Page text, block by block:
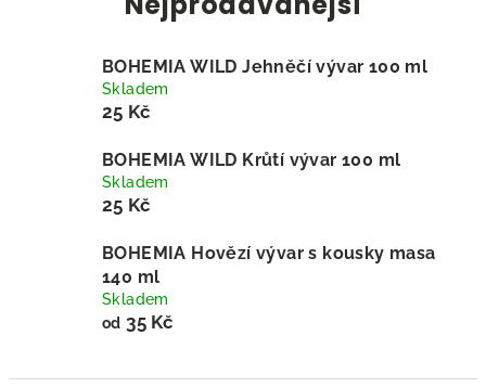
BOHEMIA WILD Jehněčí vývar 100 ml
Skladem
25 Kč
BOHEMIA WILD Krůtí vývar 100 ml
Skladem
25 Kč
BOHEMIA Hovězí vývar s kousky masa
140 ml
Skladem
od 35 Kč